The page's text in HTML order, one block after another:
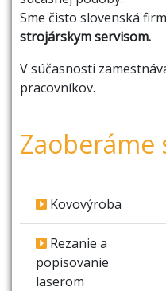
Sme čisto slovenská
strojárskym servisom.
V súčasnosti
pracovníkov.
Zaoberáme
Kovovýroba
Rezanie a
popisovanie
laserom